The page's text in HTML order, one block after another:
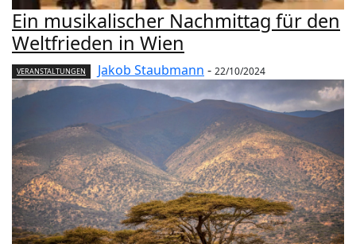
Ein musikalischer Nachmittag für den
Weltfrieden in Wien
VERANSTALTUNGEN Jakob Staubmann - 22/10/2024